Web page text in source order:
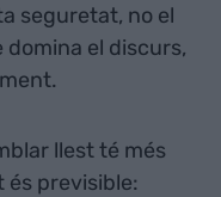
seguretat, no el
el discurs,
llest té més
és previsible: